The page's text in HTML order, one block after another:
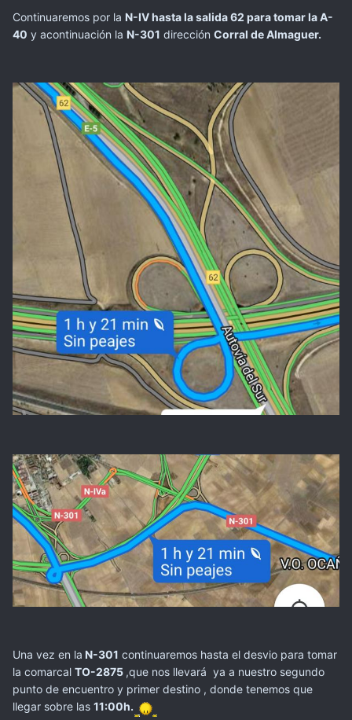
Continuaremos por la N-IV hasta la salida 62 para tomar la A-
40 y acontinuación la N-301 dirección Corral de Almaguer.
Una vez en la N-301 continuaremos hasta el desvio para tomar
la comarcal TO-2875 ,que nos llevará ya a nuestro segundo
punto de encuentro y primer destino , donde tenemos que
llegar sobre las 11:00h.